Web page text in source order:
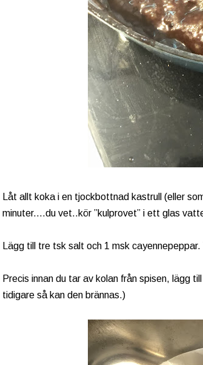
Låt allt koka i en tjockbottnad kastrull (eller
minuter....du vet..kör ”kulprovet” i ett glas
Lägg till tre tsk salt och 1 msk
Precis innan du tar av kolan från spisen, lägg
tidigare så kan den brännas.)